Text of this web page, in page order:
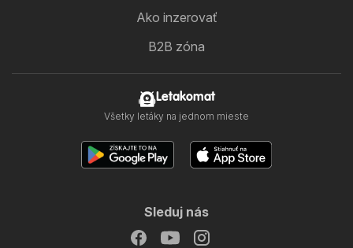
Ako inzerovať
B2B zóna
Letakomat
Všetky letáky na jednom mieste
Sleduj nás